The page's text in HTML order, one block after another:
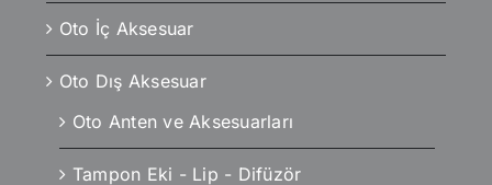
Oto İç Aksesuar
Oto Dış Aksesuar
Oto Anten ve Aksesuarları
Tampon Eki - Lip - Difüzör